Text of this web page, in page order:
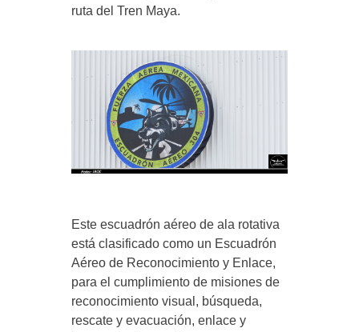
ruta del Tren Maya.
Este escuadrón aéreo de ala rotativa
está clasificado como un Escuadrón
Aéreo de Reconocimiento y Enlace,
para el cumplimiento de misiones de
reconocimiento visual, búsqueda,
rescate y evacuación, enlace y